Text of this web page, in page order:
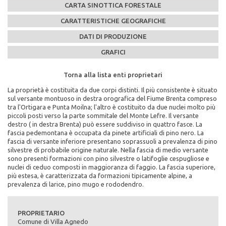
CARTA SINOTTICA FORESTALE
CARATTERISTICHE GEOGRAFICHE
DATI DI PRODUZIONE
GRAFICI
Torna alla lista enti proprietari
La proprietà è costituita da due corpi distinti. Il più consistente è situato
sul versante montuoso in destra orografica del Fiume Brenta compreso
tra l'Ortigara e Punta Moilna; l'altro è costituito da due nuclei molto più
piccoli posti verso la parte sommitale del Monte Lefre. Il versante
destro ( in destra Brenta) può essere suddiviso in quattro fasce. La
fascia pedemontana è occupata da pinete artificiali di pino nero. La
fascia di versante inferiore presentano soprassuoli a prevalenza di pino
silvestre di probabile origine naturale. Nella fascia di medio versante
sono presenti formazioni con pino silvestre o latifoglie cespugliose e
nuclei di ceduo composti in maggioranza di faggio. La fascia superiore,
più estesa, è caratterizzata da formazioni tipicamente alpine, a
prevalenza di larice, pino mugo e rododendro.
PROPRIETARIO
Comune di Villa Agnedo
Torna alla lista enti proprietari
Scarica la mappa sinottica forestale del comune di
Comune di Villa Agnedo
cliccando qui
Torna alla lista enti proprietari
Caratteristiche Stazionali:
Altitudine Minima: 320
Altitudine Massima: 1435
Altitudine Prevalente: 567
Esposizione: nord, nord/est
Caratteristiche Geologiche:
Substrato Geologico: calcari
Torna alla lista enti proprietari
PEFC n°:
PEFC/18-21-02/242
Scadenza del piano di assestamento:
1998-2007
Superficie di proprietà totale (in ettari):
911
Superficie della fustaia di produzione (in ettari):
176
abete rosso 14% abete bianco 5% larice 4% pino silvestre 46% pino
nero 28% faggio 3%
Torna alla lista enti proprietari
Massa legnosa ad ettaro: